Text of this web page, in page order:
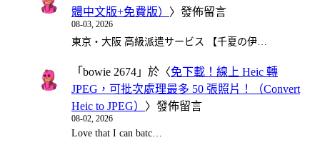
體中文版+免費版） 〉發佈留言
08-03, 2026
東京・大阪 高級派遣サービス 【千夏の伊…
「 bowie 2674 」於〈免下載！線上 Heic 轉
JPEG，可批次處理最多 50 張照片！（Convert
Heic to JPEG） 〉發佈留言
08-02, 2026
Love that I can batc…